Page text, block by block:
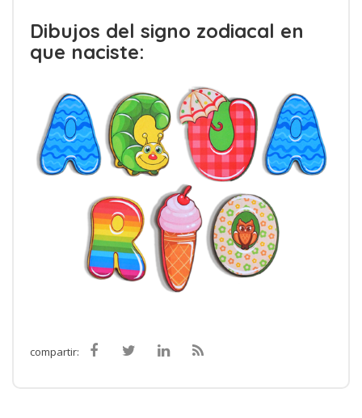
Dibujos del signo zodiacal en
que naciste:
compartir: